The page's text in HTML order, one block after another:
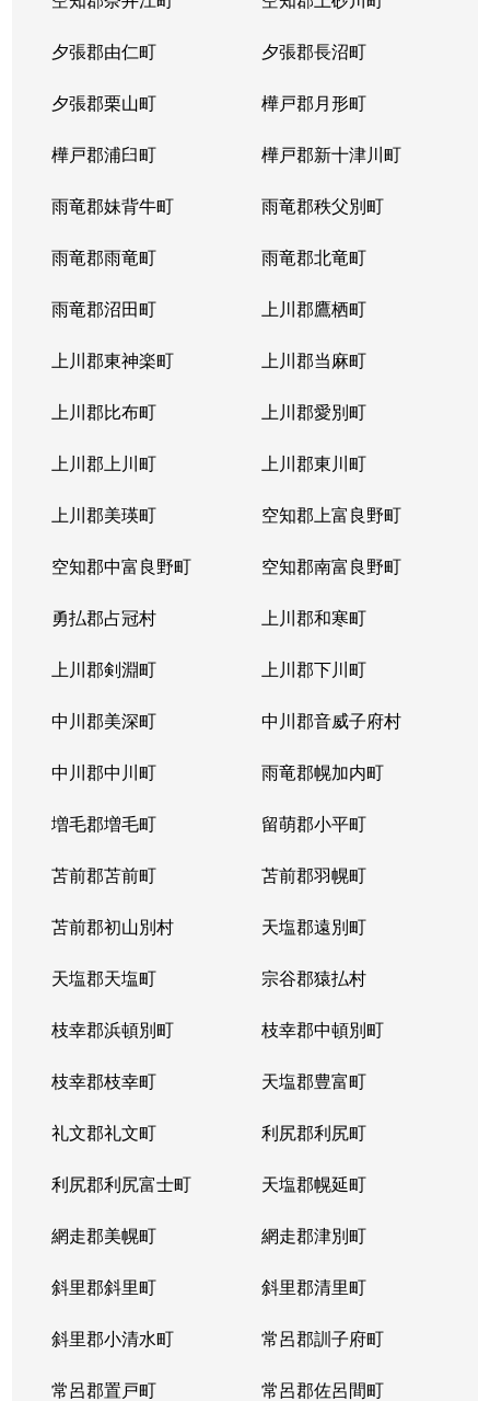
夕張郡由仁町 夕張郡長沼町
夕張郡栗山町 樺戸郡月形町
樺戸郡浦臼町 樺戸郡新十津川町
雨竜郡妹背牛町 雨竜郡秩父別町
雨竜郡雨竜町 雨竜郡北竜町
雨竜郡沼田町 上川郡鷹栖町
上川郡東神楽町 上川郡当麻町
上川郡比布町 上川郡愛別町
上川郡上川町 上川郡東川町
上川郡美瑛町 空知郡上富良野町
空知郡中富良野町 空知郡南富良野町
勇払郡占冠村 上川郡和寒町
上川郡剣淵町 上川郡下川町
中川郡美深町 中川郡音威子府村
中川郡中川町 雨竜郡幌加内町
増毛郡増毛町 留萌郡小平町
苫前郡苫前町 苫前郡羽幌町
苫前郡初山別村 天塩郡遠別町
天塩郡天塩町 宗谷郡猿払村
枝幸郡浜頓別町 枝幸郡中頓別町
枝幸郡枝幸町 天塩郡豊富町
礼文郡礼文町 利尻郡利尻町
利尻郡利尻富士町 天塩郡幌延町
網走郡美幌町 網走郡津別町
斜里郡斜里町 斜里郡清里町
斜里郡小清水町 常呂郡訓子府町
常呂郡置戸町 常呂郡佐呂間町